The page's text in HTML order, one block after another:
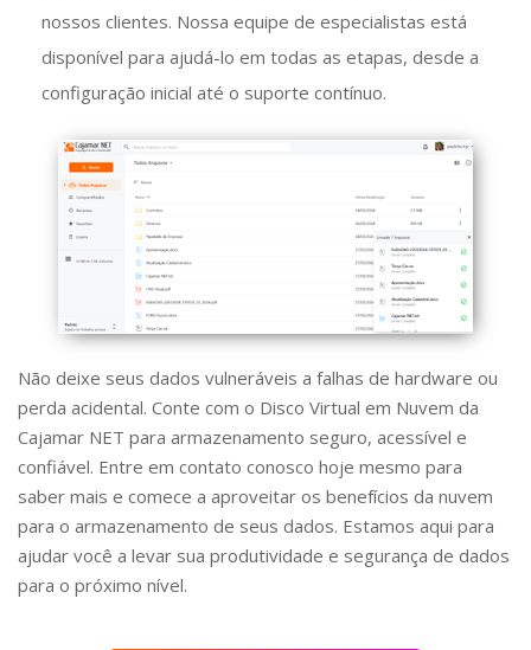
nossos clientes. Nossa equipe de especialistas está
disponível para ajudá-lo em todas as etapas, desde a
configuração inicial até o suporte contínuo.
Não deixe seus dados vulneráveis a falhas de hardware ou
perda acidental. Conte com o Disco Virtual em Nuvem da
Cajamar NET para armazenamento seguro, acessível e
confiável. Entre em contato conosco hoje mesmo para
saber mais e comece a aproveitar os benefícios da nuvem
para o armazenamento de seus dados. Estamos aqui para
ajudar você a levar sua produtividade e segurança de dados
para o próximo nível.